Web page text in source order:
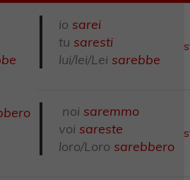
io sarei
tu saresti
lui/lei/Lei sarebbe
noi saremmo
voi sareste
loro/Loro sarebbero